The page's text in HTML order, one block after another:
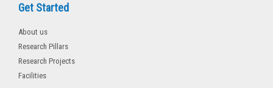
Get Started
About us
Research Pillars
Research Projects
Facilities